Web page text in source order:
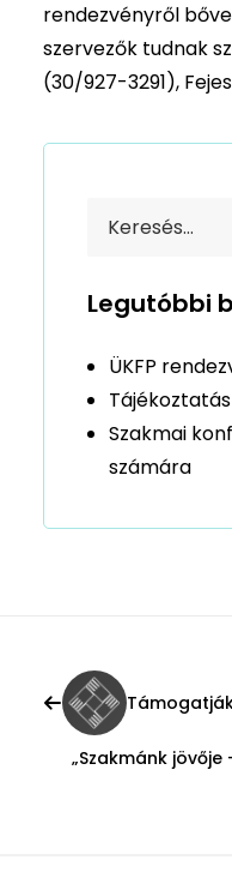
rendezvényről
szervezők tudnak
(30/927-3291),
Legutóbbi
ÜKFP
Szakmai
számára
„Szakmánk jövője